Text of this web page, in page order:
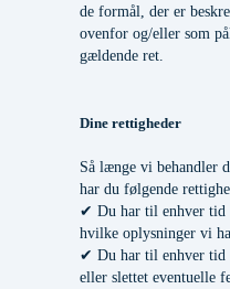
de formål, der er
ovenfor og/eller som
gældende ret.
Dine rettigheder
Så længe vi behandler
har du følgende
✔ Du har til enhver tid
hvilke oplysninger vi
✔ Du har til enhver tid
eller slettet eventuelle